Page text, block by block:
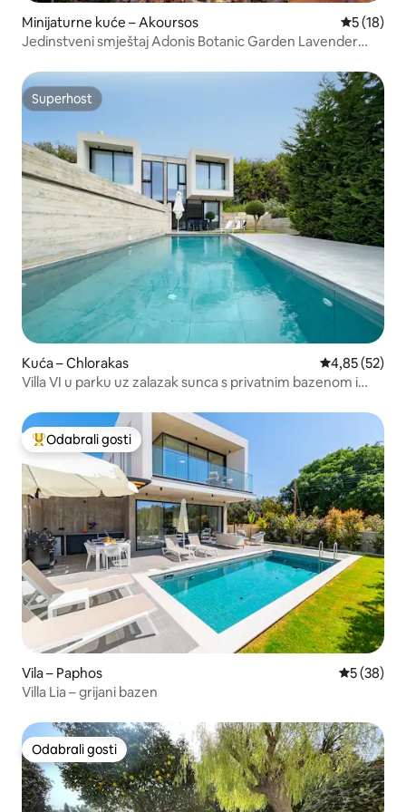
Minijaturne kuće – Akoursos Prosječna
5 (18)
Jedinstveni smještaj Adonis Botanic Garden Lavender
Superhost
Superhost
Kuća – Chlorakas Prosječna
4,85 (52)
Villa VI u parku uz zalazak sunca s privatnim bazenom i
Među najviše rangiranima s oznakom „Odabrali gosti”
Odabrali gosti
Vila – Paphos Prosječna
5 (38)
Villa Lia – grijani bazen
Odabrali gosti
Odabrali gosti